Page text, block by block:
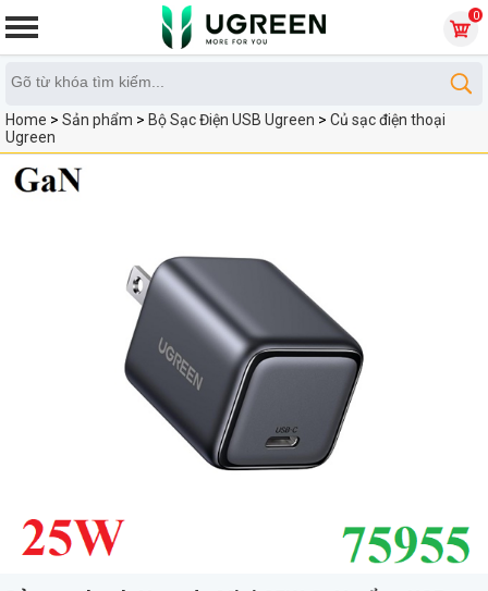
0
Home > Sản phẩm > Bộ Sạc Điện USB Ugreen > Củ sạc điện thoại
Ugreen